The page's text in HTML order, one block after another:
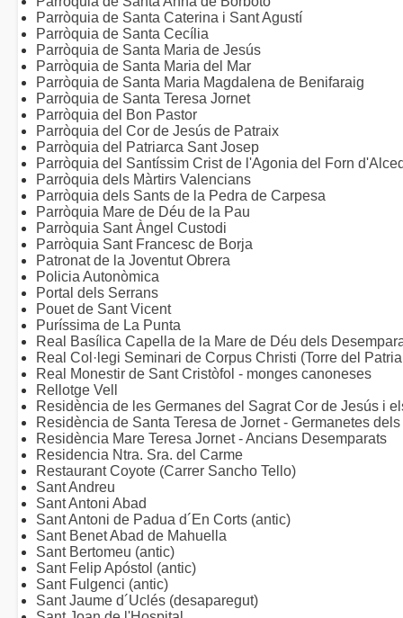
Parròquia de Santa Caterina i Sant Agustí
Parròquia de Santa Cecília
Parròquia de Santa Maria de Jesús
Parròquia de Santa Maria del Mar
Parròquia de Santa Maria Magdalena de Benifaraig
Parròquia de Santa Teresa Jornet
Parròquia del Bon Pastor
Parròquia del Cor de Jesús de Patraix
Parròquia del Patriarca Sant Josep
Parròquia del Santíssim Crist de l'Agonia del Forn
Parròquia dels Màrtirs Valencians
Parròquia dels Sants de la Pedra de Carpesa
Parròquia Mare de Déu de la Pau
Parròquia Sant Àngel Custodi
Parròquia Sant Francesc de Borja
Patronat de la Joventut Obrera
Policia Autonòmica
Portal dels Serrans
Pouet de Sant Vicent
Puríssima de La Punta
Real Basílica Capella de la Mare de Déu dels
Real Col·legi Seminari de Corpus Christi (Torre del
Real Monestir de Sant Cristòfol - monges canoneses
Rellotge Vell
Residència de les Germanes del Sagrat Cor de Jesús i
Residència de Santa Teresa de Jornet - Germanetes
Residència Mare Teresa Jornet - Ancians Desemparats
Residencia Ntra. Sra. del Carme
Restaurant Coyote (Carrer Sancho Tello)
Sant Andreu
Sant Antoni Abad
Sant Antoni de Padua d´En Corts (antic)
Sant Benet Abad de Mahuella
Sant Bertomeu (antic)
Sant Felip Apóstol (antic)
Sant Fulgenci (antic)
Sant Jaume d´Uclés (desaparegut)